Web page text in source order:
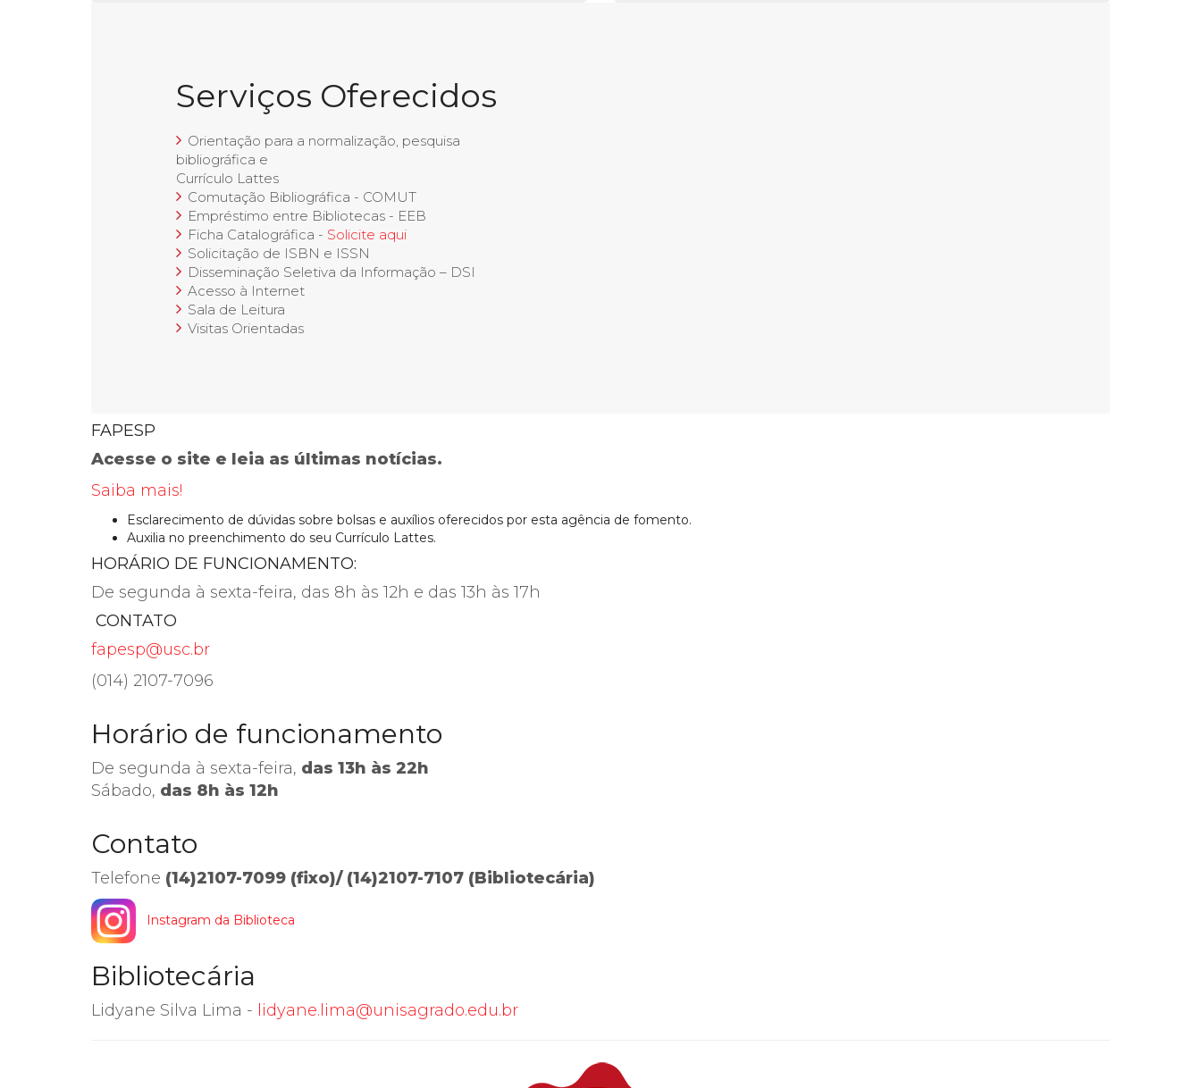
Serviços Oferecidos
Orientação para a normalização, pesquisa
bibliográfica e
Currículo Lattes
Comutação Bibliográfica - COMUT
Empréstimo entre Bibliotecas - EEB
Ficha Catalográfica - Solicite aqui
Solicitação de ISBN e ISSN
Disseminação Seletiva da Informação – DSI
Acesso à Internet
Sala de Leitura
Visitas Orientadas
FAPESP
Acesse o site e leia as últimas notícias.
Saiba mais!
Esclarecimento de dúvidas sobre bolsas e auxílios oferecidos por esta agência de fomento.
Auxilia no preenchimento do seu Currículo Lattes.
HORÁRIO DE FUNCIONAMENTO:
De segunda à sexta-feira, das 8h às 12h e das 13h às 17h
CONTATO
fapesp@usc.br
(014) 2107-7096
Horário de funcionamento
De segunda à sexta-feira, das 13h às 22h
Sábado, das 8h às 12h
Contato
Telefone (14)2107-7099 (fixo)/ (14)2107-7107 (Bibliotecária)
Instagram da Biblioteca
Bibliotecária
Lidyane Silva Lima - lidyane.lima@unisagrado.edu.br